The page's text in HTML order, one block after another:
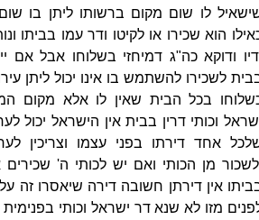
לו שום מקום ברשותו ליתן בו
הוא שכירו או לקיטו ודר עמו בביתו
ודוקא כה"ג דמיחזי בשלוחו אבל אם
לשכירו להשתמש בו אינו יכול ליתן
בכל הבית שאין לו אלא מקום
וכותי דרין בבית אין הישראל יכול
אחד דירתו בפני עצמו וצריכין
מן הכותי ואם יש לכותי ה' שכירים
אין דירתן חשובה דירה שיאסרו זה
מזו לא שנא דר ישראל וכותי בפנימית